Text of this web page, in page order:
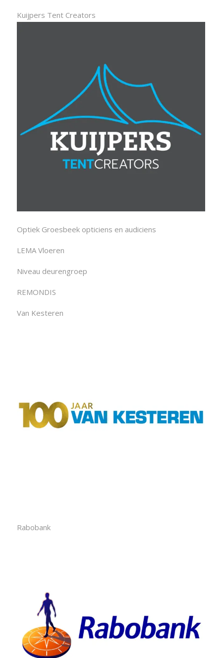
Kuijpers Tent Creators
Optiek Groesbeek opticiens en audiciens
LEMA Vloeren
Niveau deurengroep
REMONDIS
Van Kesteren
Rabobank